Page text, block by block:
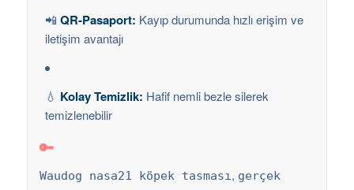
📲 QR-Pasaport: Kayıp durumunda hızlı erişim ve
iletişim avantajı
💧 Kolay Temizlik: Hafif nemli bezle silerek
temizlenebilir
🔑
Waudog nasa21 köpek tasması, gerçek